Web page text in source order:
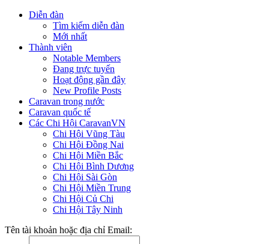
Diễn đàn
Tìm kiếm diễn đàn
Mới nhất
Thành viên
Notable Members
Đang trực tuyến
Hoạt động gần đây
New Profile Posts
Caravan trong nước
Caravan quốc tế
Các Chi Hội CaravanVN
Chi Hội Vũng Tàu
Chi Hội Đồng Nai
Chi Hội Miền Bắc
Chi Hội Bình Dương
Chi Hội Sài Gòn
Chi Hội Miền Trung
Chi Hội Củ Chi
Chi Hội Tây Ninh
Tên tài khoản hoặc địa chỉ Email: